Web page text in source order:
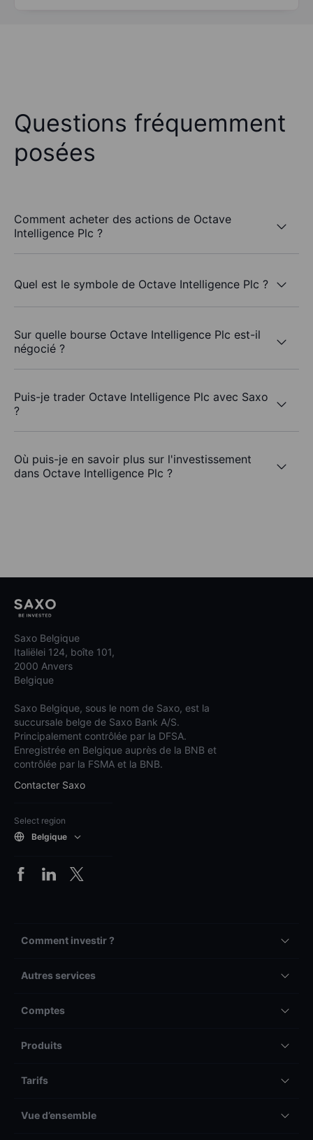
Questions fréquemment
posées
Comment acheter des actions de Octave
Intelligence Plc ?
Quel est le symbole de Octave Intelligence Plc ?
Sur quelle bourse Octave Intelligence Plc est-il
négocié ?
Puis-je trader Octave Intelligence Plc avec Saxo
?
Où puis-je en savoir plus sur l'investissement
dans Octave Intelligence Plc ?
Saxo Belgique
Italiëlei 124, boîte 101,
2000 Anvers
Belgique
Saxo Belgique, sous le nom de Saxo, est la
succursale belge de Saxo Bank A/S.
Principalement contrôlée par la DFSA.
Enregistrée en Belgique auprès de la BNB et
contrôlée par la FSMA et la BNB.
Contacter Saxo
Select region
Belgique
Comment investir ?
Autres services
Comptes
Produits
Tarifs
Vue d’ensemble